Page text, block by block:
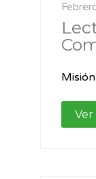
Ver